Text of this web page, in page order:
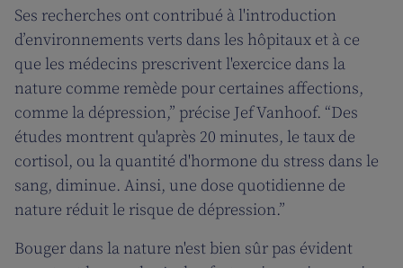
Ses recherches ont contribué à l'introduction
d’environnements verts dans les hôpitaux et à ce
que les médecins prescrivent l'exercice dans la
nature comme remède pour certaines affections,
comme la dépression,” précise Jef Vanhoof. “Des
études montrent qu'après 20 minutes, le taux de
cortisol, ou la quantité d'hormone du stress dans le
sang, diminue. Ainsi, une dose quotidienne de
nature réduit le risque de dépression.”
Bouger dans la nature n'est bien sûr pas évident